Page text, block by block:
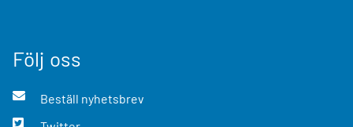
Följ oss
Beställ nyhetsbrev